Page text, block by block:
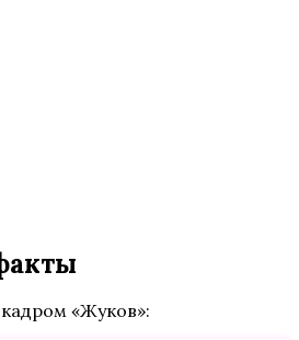
«Жуков»: